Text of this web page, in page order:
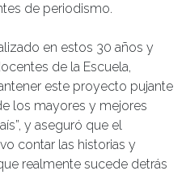
de periodismo.
en estos 30 años y
de la Escuela,
este proyecto pujante
los mayores y mejores
y aseguró que el
contar las historias y
realmente sucede detrás